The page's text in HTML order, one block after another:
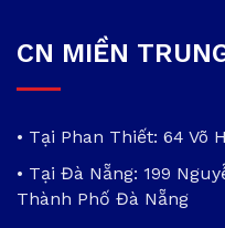
CN MIỀN
• Tại Phan Thiết: 64 Võ
• Tại Đà Nẵng: 199
Thành Phố Đà Nẵng